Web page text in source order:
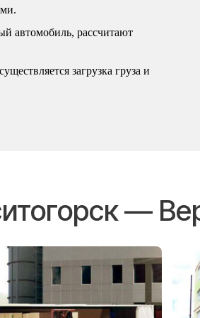
автомобиль, рассчитают
загрузка груза и
—